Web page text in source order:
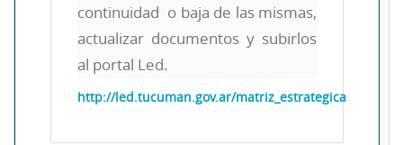
continuidad o baja de las mismas,
actualizar documentos y subirlos
al portal Led.
http://led.tucuman.gov.ar/matriz_estrategica